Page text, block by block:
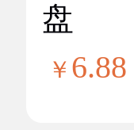
盘
￥ 6.88